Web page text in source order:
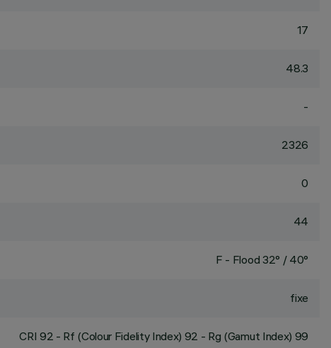
17
48.3
-
2326
0
44
F - Flood 32° / 40°
fixe
CRI 92 - Rf (Colour Fidelity Index) 92 - Rg (Gamut Index) 99